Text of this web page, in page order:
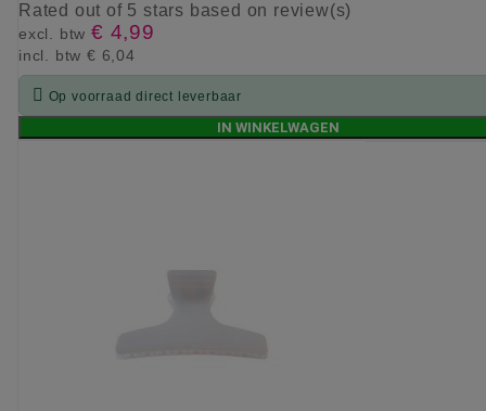
Rated out of 5 stars based on review(s)
excl. btw € 4,99
incl. btw € 6,04
 Op voorraad direct leverbaar
IN WINKELWAGEN